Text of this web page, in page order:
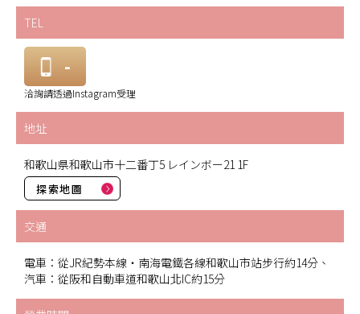
TEL
-
洽詢請透過Instagram受理
地址
和歌山県和歌山市十二番丁5 レインボー21 1F
探索地圖
交通
電車：從JR紀勢本線・南海電鐵各線和歌山市站步行約14分、
汽車：從阪和自動車道和歌山北IC約15分